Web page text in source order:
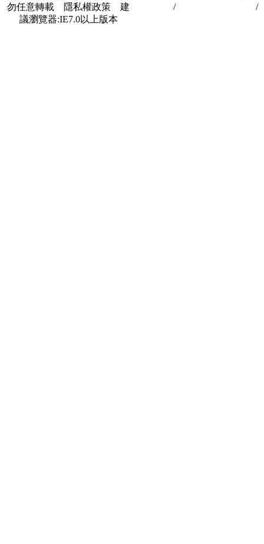
勿任意轉載 隱私權政策 建
議瀏覽器:IE7.0以上版本
/
/